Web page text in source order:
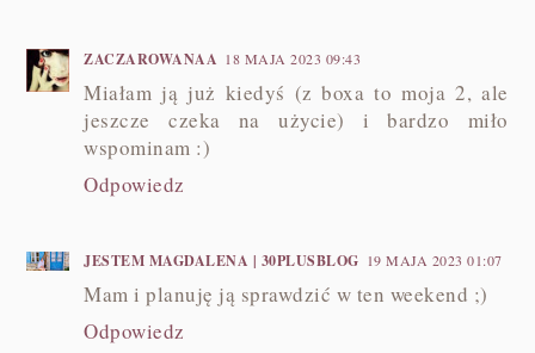
ZACZAROWANAA 18 MAJA 2023 09:43
Miałam ją już kiedyś (z boxa to moja 2, ale
jeszcze czeka na użycie) i bardzo miło
wspominam :)
Odpowiedz
JESTEM MAGDALENA | 30PLUSBLOG 19 MAJA 2023 01:07
Mam i planuję ją sprawdzić w ten weekend ;)
Odpowiedz